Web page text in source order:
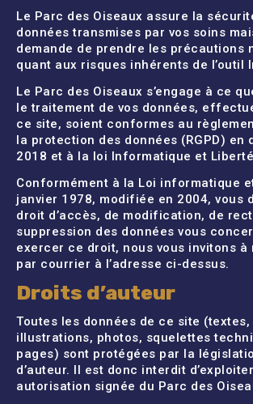
Le Parc des Oiseaux assure la
données transmises par vos soins
demande de prendre les précautions
quant aux risques inhérents de l’outil
Le Parc des Oiseaux s’engage à ce
le traitement de vos données,
ce site, soient conformes au
la protection des données (RGPD) en
2018 et à la loi Informatique et
Conformément à la Loi informatique
janvier 1978, modifiée en 2004, vous
droit d’accès, de modification, de
suppression des données vous
exercer ce droit, nous vous invitons à
par courrier à l’adresse ci-dessus.
Droits d’auteur
Toutes les données de ce site (textes,
illustrations, photos, squelettes
pages) sont protégées par la
d’auteur. Il est donc interdit
autorisation signée du Parc des